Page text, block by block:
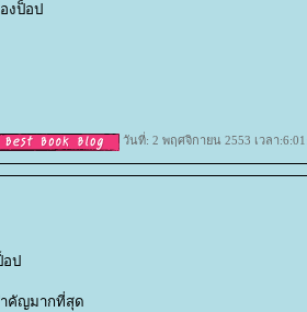
งป็อป
วันที่: 2 พฤศจิกายน 2553 เวลา
ป
ำคัญมากที่สุด